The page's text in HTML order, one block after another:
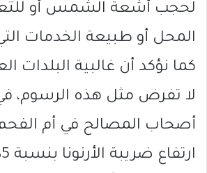
لحجب أشعة الشمس أو
المحل أو طبيعة الخدمات
كما نؤكد أن غالبية البلدات
لا تفرض مثل هذه الرسوم،
أصحاب المصالح في أم